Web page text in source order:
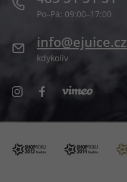
Po–Pá: 09:00–17:00
info@ejuice.cz
kdykoliv